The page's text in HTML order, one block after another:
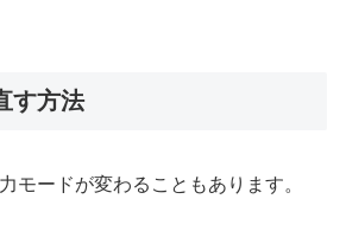
す方法
モードが変わることもあります。